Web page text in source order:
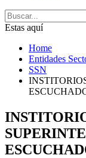
Estas aquí
Home
Entidades
SSN